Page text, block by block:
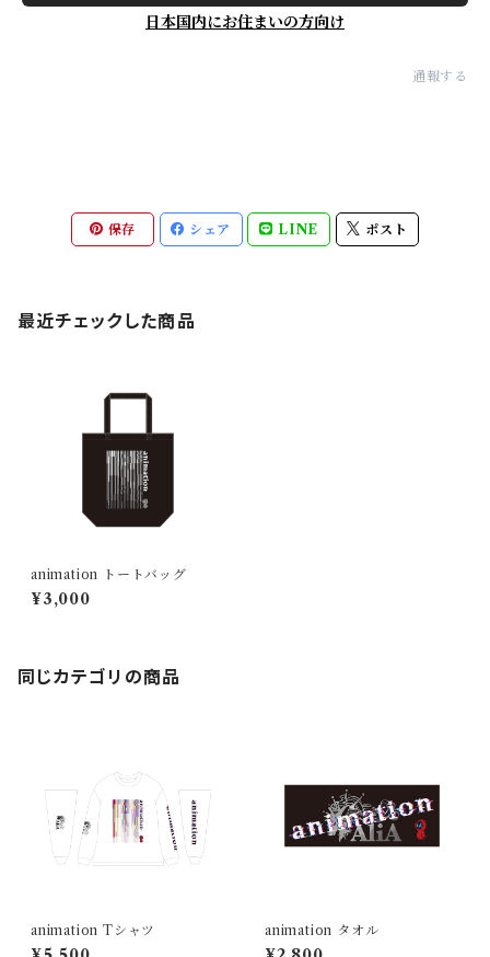
日本国内にお住まいの方向け
通報する
保存 シェア LINE ポスト
最近チェックした商品
animation トートバッグ
¥3,000
同じカテゴリの商品
animation Tシャツ animation タオル